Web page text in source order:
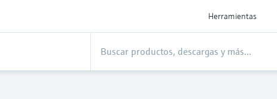
Herramientas